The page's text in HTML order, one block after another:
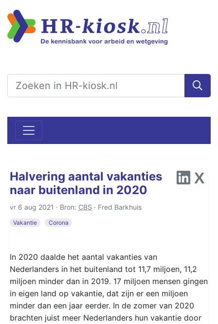
Halvering aantal vakanties
naar buitenland in 2020
vr 6 aug 2021 · Bron: CBS · Fred Barkhuis
Vakantie Corona
In 2020 daalde het aantal vakanties van
Nederlanders in het buitenland tot 11,7 miljoen, 11,2
miljoen minder dan in 2019. 17 miljoen mensen gingen
in eigen land op vakantie, dat zijn er een miljoen
minder dan een jaar eerder. In de zomer van 2020
brachten juist meer Nederlanders hun vakantie door